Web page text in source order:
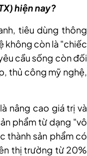
hiện nay?
tiêu dùng thông
không còn là "chiếc
cầu sống còn đối
thủ công mỹ nghệ,
nâng cao giá trị và
phẩm từ dạng "vô
thành sản phẩm có
thị trường từ 20%